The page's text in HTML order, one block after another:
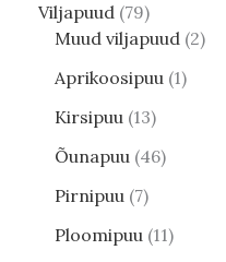
Viljapuud 79
Muud viljapuud 2
Aprikoosipuu 1
Kirsipuu 13
Õunapuu 46
Pirnipuu 7
Ploomipuu 11